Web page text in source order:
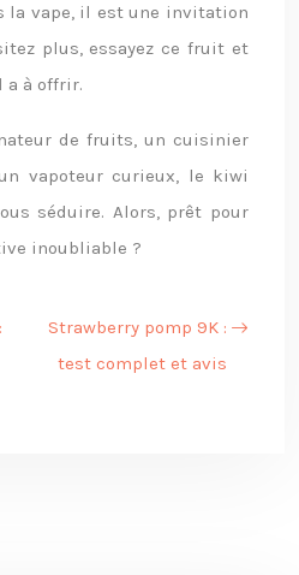
la vape, il est une invitation
plus, essayez ce fruit et
a à offrir.
de fruits, un cuisinier
vapoteur curieux, le kiwi
séduire. Alors, prêt pour
inoubliable ?
Strawberry pomp 9K :
test complet et avis